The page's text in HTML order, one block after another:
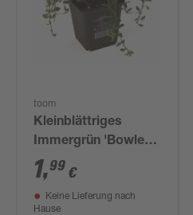
toom
Kleinblättriges
Immergrün 'Bowles'
9 cm Topf
1,99 €
Keine Lieferung nach
Hause